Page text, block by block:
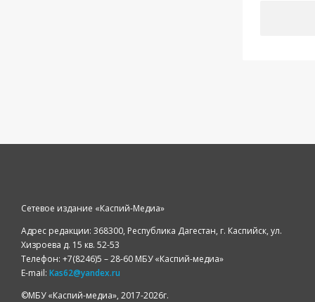
Сетевое издание «Каспий-Медиа»
Адрес редакции: 368300, Республика Дагестан, г. Каспийск, ул.
Хизроева д. 15 кв. 52-53
Телефон: +7(8246)5 – 28-60 МБУ «Каспий-медиа»
E-mail: Kas62@yandex.ru
©️МБУ «Каспий-медиа», 2017-2026г.